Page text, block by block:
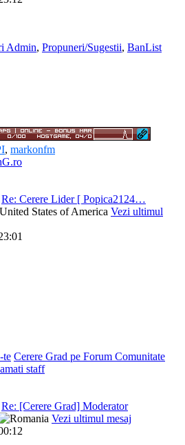
Admin, Propuneri/Sugestii, BanList
, markonfm
Re: Cerere Lider [ Popica2124…
Vezi ultimul
te Cerere Grad pe Forum Comunitate
staff
Re: [Cerere Grad] Moderator
Vezi ultimul mesaj